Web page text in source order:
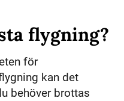
flygning?
för
kan det
behöver brottas